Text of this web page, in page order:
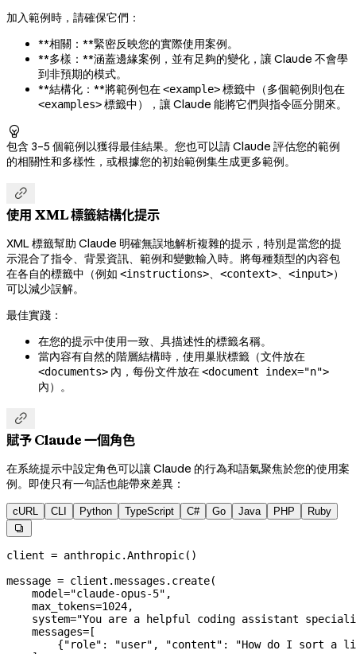
加入範例時，請確保它們：
**相關：**緊密反映您的實際使用案例。
**多樣：**涵蓋邊緣案例，並有足夠的變化，讓 Claude 不會學
到非預期的模式。
**結構化：**將範例包在<example>標籤中（多個範例則包在
<examples>標籤中），讓 Claude 能將它們與指令區分開來。

包含 3–5 個範例以獲得最佳結果。您也可以請 Claude 評估您的範例
的相關性和多樣性，或根據您的初始範例集生成更多範例。

使用 XML 標籤結構化提示
XML 標籤幫助 Claude 明確無誤地解析複雜的提示，特別是當您的提
示混合了指令、背景資訊、範例和變數輸入時。將每種類型的內容包
在各自的標籤中（例如 <instructions>、 <context>、 <input>）
可以減少誤解。
最佳實踐：
在您的提示中使用一致、具描述性的標籤名稱。
當內容有自然的階層結構時，使用巢狀標籤（文件放在
<documents> 內，每份文件放在<document index="n">
內）。

賦予 Claude 一個角色
在系統提示中設定角色可以讓 Claude 的行為和語氣聚焦於您的使用案
例。即使只有一句話也能帶來差異：
cURL CLI Python TypeScript C# Go Java PHP Ruby

client = anthropic.Anthropic()
message = client.messages.create(
    model
="claude-opus-5" ,
    max_tokens
=1024,
    system
="You are a helpful coding assistant
    messages
= [
        {
"role" : "user" , "content" :
"How do I sort a